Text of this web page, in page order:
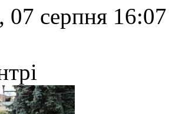
07 серпня 16:07